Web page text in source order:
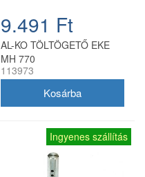
9.491 Ft
AL-KO TÖLTÖGETŐ EKE
MH 770
113973
Ingyenes szállítás